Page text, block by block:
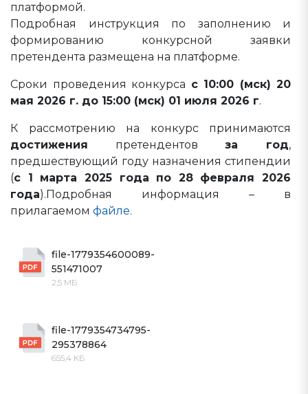
платформой.
Подробная инструкция по заполнению и
формированию конкурсной заявки
претендента размещена на платформе.
Сроки проведения конкурса с 10:00 (мск) 20
мая 2026 г. до 15:00 (мск) 01 июля 2026 г.
К рассмотрению на конкурс принимаются
достижения претендентовза год,
предшествующий году назначения стипендии
(с 1 марта 2025 года по 28 февраля 2026
года).Подробная информация – в
прилагаемом файле.
file-1779354600089-
551471007
2,5 МБ
file-1779354734795-
295378864
655,4 КБ